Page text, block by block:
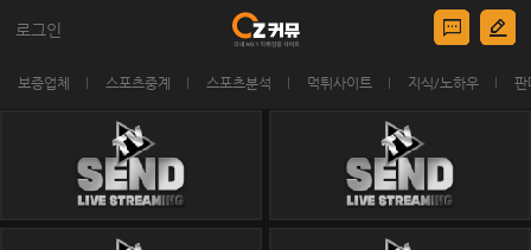
로그인
보증업체 스포츠중계 스포츠분석 먹튀사이트 지식/노하우 판